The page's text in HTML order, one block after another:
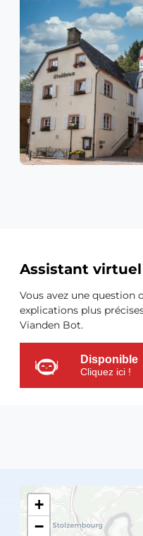
Assistant virtuel
Vous avez une question
explications plus
Vianden Bot.
Disponible
Cliquez ici !
+
−